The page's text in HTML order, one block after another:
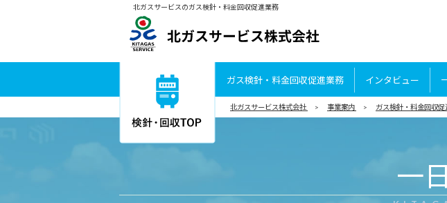
北ガスサービスのガス検針・料金回収促進業務
ガス検針・料金回収促進業務 インタビュー
北ガスサービス株式会社 > 事業案内 > ガス検針・料金回収促
一